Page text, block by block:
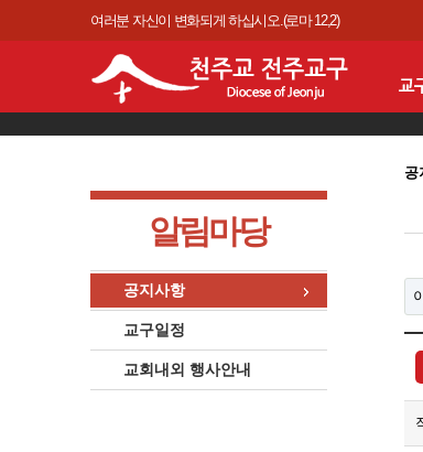
여러분 자신이 변화되게 하십시오.(로마 12,2)
알림마당
공지사항
교구일정
교회내외 행사안내
공